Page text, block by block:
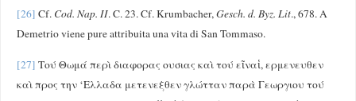
[26] Cf. Cod. Nap. II. C. 23. Cf. Krumbacher,Gesch. d. Byz. Lit., 678. A
Demetrio viene pure attribuita una vita di San Tommaso.
[27] Τού Θωμά περὶ διαφορας ουσιας καὶ τού εῖναἱ, ερμενευθεν
καὶ προς την ‘Ελλαδα μετενεξθεν γλώτταν παρὰ Γεωργιου τού